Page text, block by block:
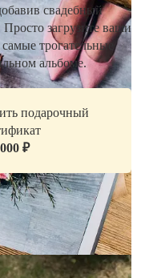
свадебный
загрузите ваши
трогательные
альбоме.
подарочный
₽